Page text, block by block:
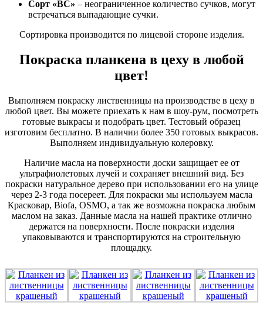
Сорт «ВС» – неограниченное количество сучков, могут
встречаться выпадающие сучки.
Сортировка производится по лицевой стороне изделия.
Покраска планкена в цеху в любой
цвет!
Выполняем покраску лиственницы на производстве в цеху в
любой цвет. Вы можете приехать к нам в шоу-рум, посмотреть
готовые выкрасы и подобрать цвет. Тестовый образец
изготовим бесплатно. В наличии более 350 готовых выкрасов.
Выполняем индивидуальную колеровку.
Наличие масла на поверхности доски защищает ее от
ультрафиолетовых лучей и сохраняет внешний вид. Без
покраски натуральное дерево при использовании его на улице
через 2-3 года посереет. Для покраски мы используем масла
Красковар, Biofa, OSMO, а так же возможна покраска любым
маслом на заказ. Данные масла на нашей практике отлично
держатся на поверхности. После покраски изделия
упаковываются и транспортируются на строительную
площадку.